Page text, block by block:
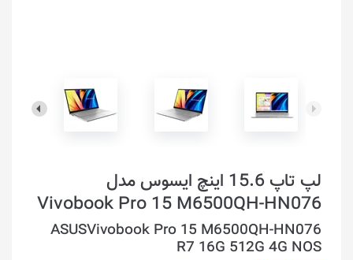
لپ تاپ 15.6 اینچ ایسوس مدل
Vivobook Pro 15 M6500QH-HN076
ASUSVivobook Pro 15 M6500QH-HN076
R7 16G 512G 4G NOS